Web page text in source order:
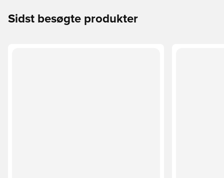
Sidst besøgte produkter